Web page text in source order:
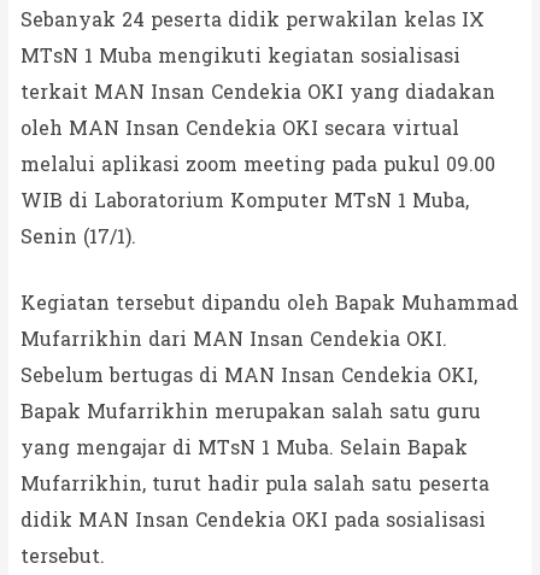
Sebanyak 24 peserta didik perwakilan kelas IX
MTsN 1 Muba mengikuti kegiatan sosialisasi
terkait MAN Insan Cendekia OKI yang diadakan
oleh MAN Insan Cendekia OKI secara virtual
melalui aplikasi zoom meeting pada pukul 09.00
WIB di Laboratorium Komputer MTsN 1 Muba,
Senin (17/1).
Kegiatan tersebut dipandu oleh Bapak Muhammad
Mufarrikhin dari MAN Insan Cendekia OKI.
Sebelum bertugas di MAN Insan Cendekia OKI,
Bapak Mufarrikhin merupakan salah satu guru
yang mengajar di MTsN 1 Muba. Selain Bapak
Mufarrikhin, turut hadir pula salah satu peserta
didik MAN Insan Cendekia OKI pada sosialisasi
tersebut.